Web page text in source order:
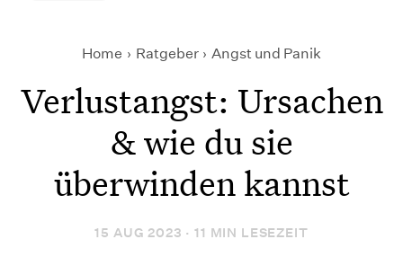
Home Ratgeber Angst und Panik
Verlustangst: Ursachen &
Verlustangst: Ursachen
& wie du sie
überwinden kannst
15 AUG 2023 · 11 MIN LESEZEIT